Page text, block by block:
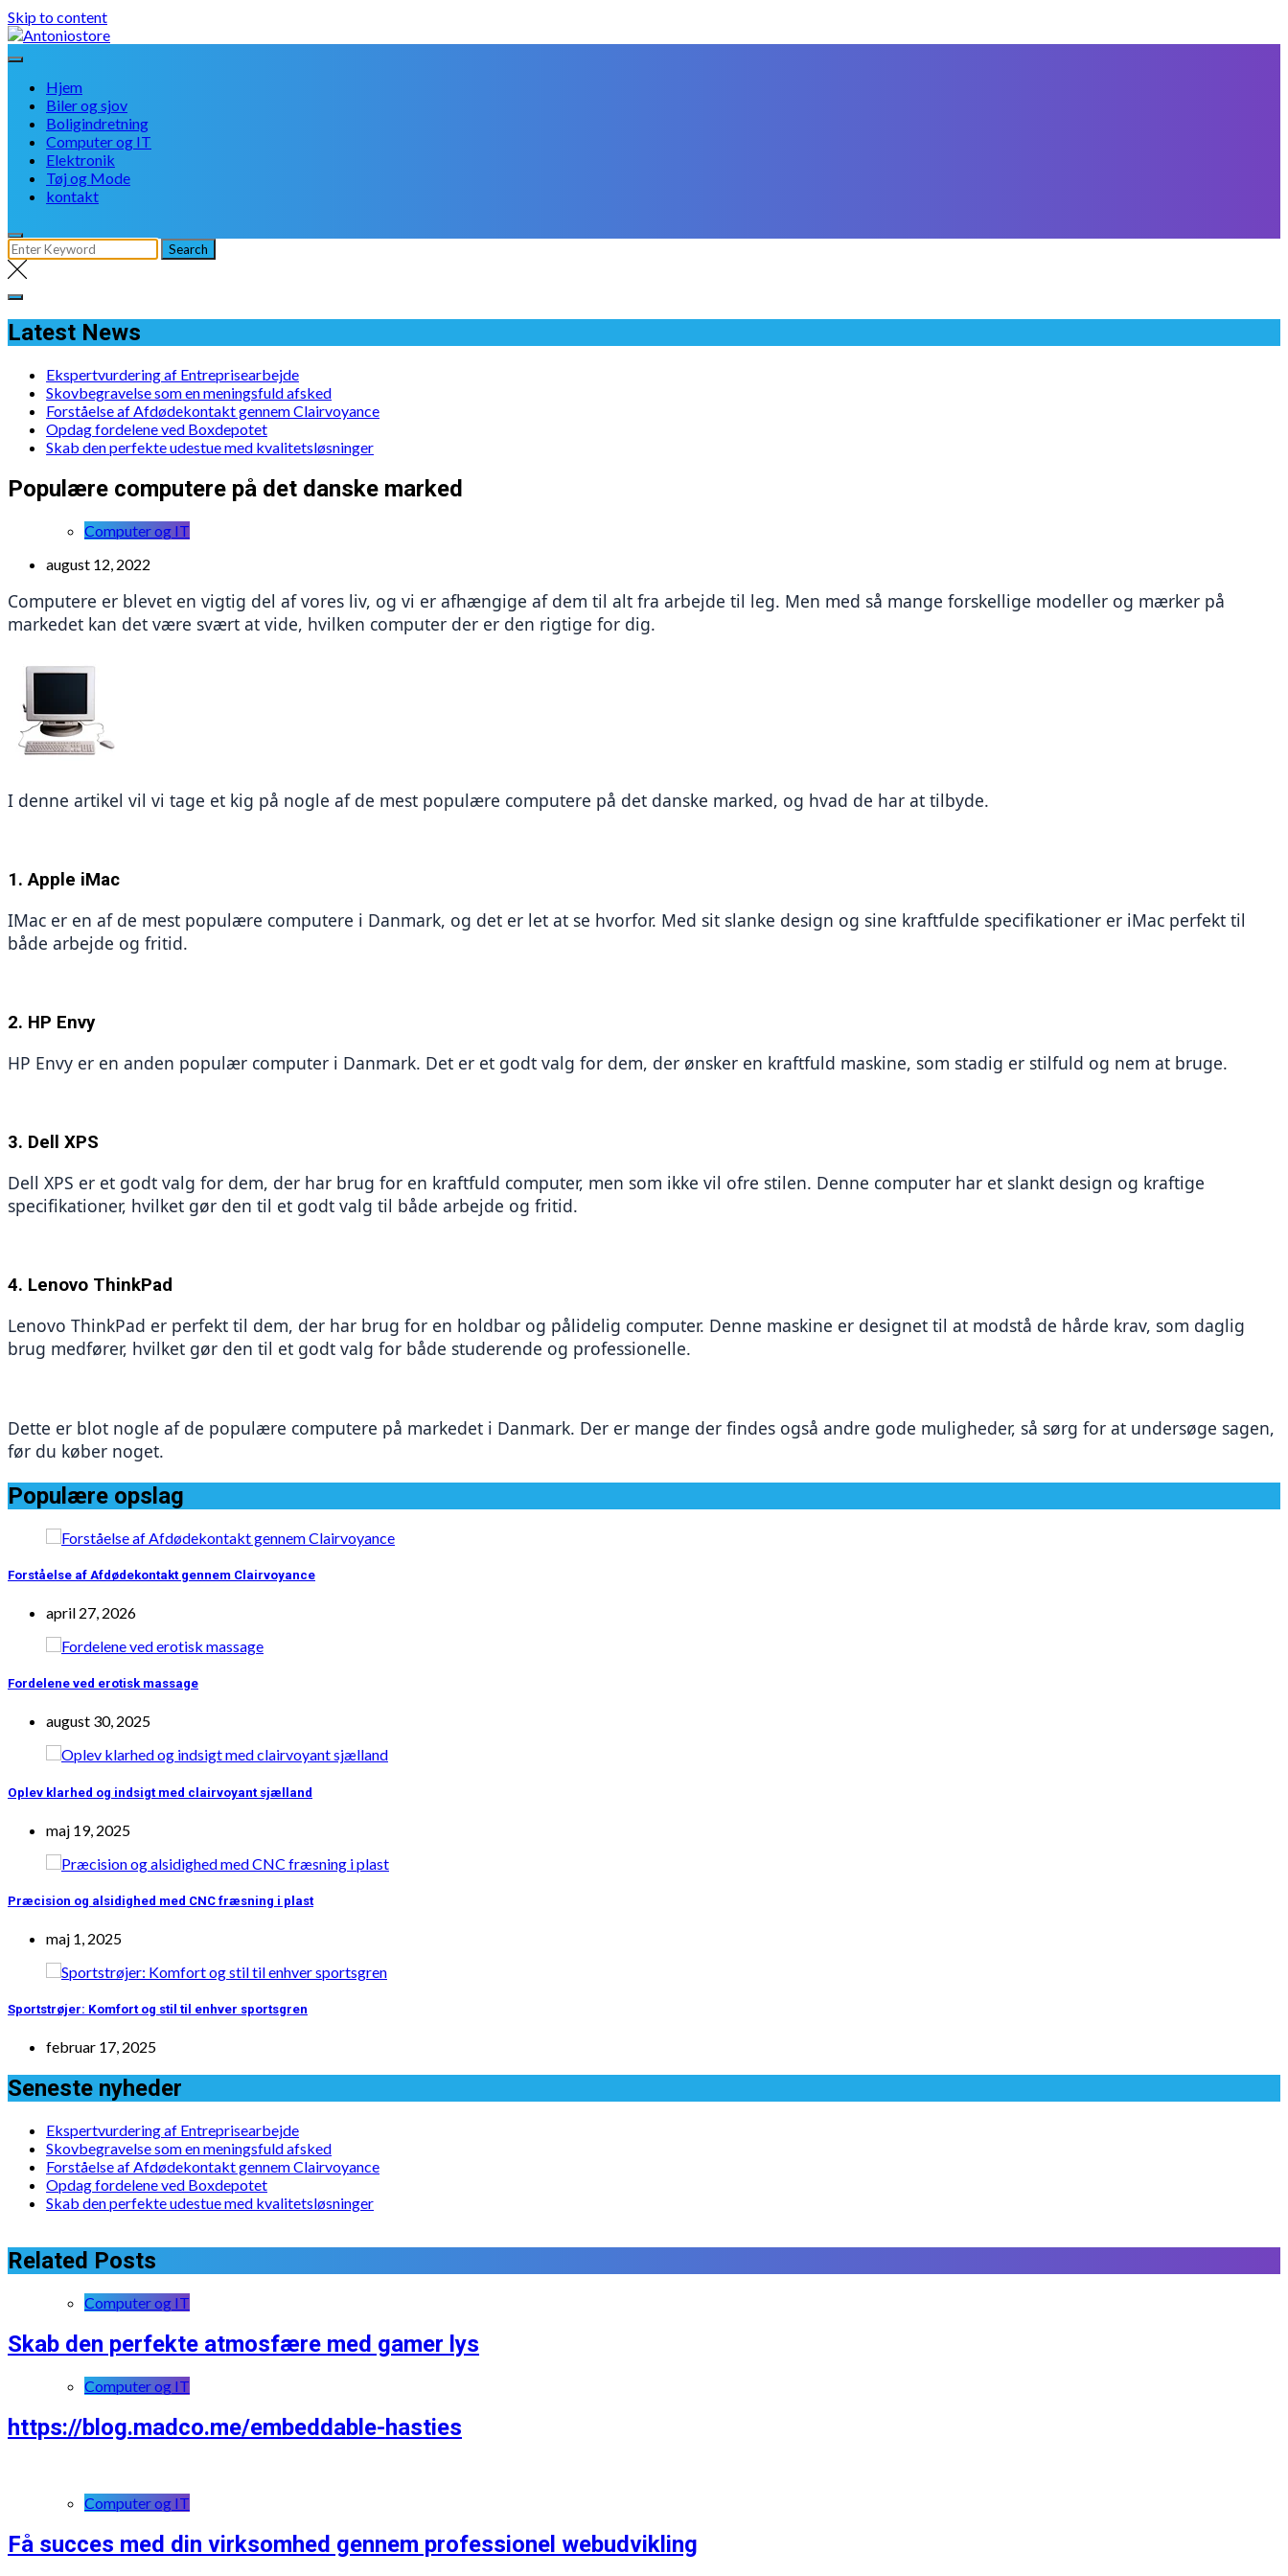
Skip to content
Hjem
Biler og sjov
Boligindretning
Computer og IT
Elektronik
Tøj og Mode
kontakt
Latest News
Ekspertvurdering af Entreprisearbejde
Skovbegravelse som en meningsfuld afsked
Forståelse af Afdødekontakt gennem Clairvoyance
Opdag fordelene ved Boxdepotet
Skab den perfekte udestue med kvalitetsløsninger
Populære computere på det danske marked
Computer og IT
august 12, 2022
Computere er blevet en vigtig del af vores liv, og vi er afhængige af dem til alt fra arbejde til leg. Men med så mange forskellige modeller og mærker på
markedet kan det være svært at vide, hvilken computer der er den rigtige for dig.
I denne artikel vil vi tage et kig på nogle af de mest populære computere på det danske marked, og hvad de har at tilbyde.
1. Apple iMac
IMac er en af de mest populære computere i Danmark, og det er let at se hvorfor. Med sit slanke design og sine kraftfulde specifikationer er iMac perfekt til
både arbejde og fritid.
2. HP Envy
HP Envy er en anden populær computer i Danmark. Det er et godt valg for dem, der ønsker en kraftfuld maskine, som stadig er stilfuld og nem at bruge.
3. Dell XPS
Dell XPS er et godt valg for dem, der har brug for en kraftfuld computer, men som ikke vil ofre stilen. Denne computer har et slankt design og kraftige
specifikationer, hvilket gør den til et godt valg til både arbejde og fritid.
4. Lenovo ThinkPad
Lenovo ThinkPad er perfekt til dem, der har brug for en holdbar og pålidelig computer. Denne maskine er designet til at modstå de hårde krav, som daglig
brug medfører, hvilket gør den til et godt valg for både studerende og professionelle.
Dette er blot nogle af de populære computere på markedet i Danmark. Der er mange der findes også andre gode muligheder, så sørg for at undersøge sagen,
før du køber noget.
Populære opslag
Forståelse af Afdødekontakt gennem Clairvoyance
april 27, 2026
Fordelene ved erotisk massage
august 30, 2025
Oplev klarhed og indsigt med clairvoyant sjælland
maj 19, 2025
Præcision og alsidighed med CNC fræsning i plast
maj 1, 2025
Sportstrøjer: Komfort og stil til enhver sportsgren
februar 17, 2025
Seneste nyheder
Ekspertvurdering af Entreprisearbejde
Skovbegravelse som en meningsfuld afsked
Forståelse af Afdødekontakt gennem Clairvoyance
Opdag fordelene ved Boxdepotet
Skab den perfekte udestue med kvalitetsløsninger
Related Posts
Computer og IT
Skab den perfekte atmosfære med gamer lys
Computer og IT
https://blog.madco.me/embeddable-hasties
Computer og IT
Få succes med din virksomhed gennem professionel webudvikling